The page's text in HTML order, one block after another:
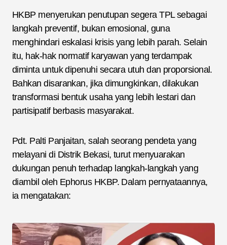
HKBP menyerukan penutupan segera TPL sebagai
langkah preventif, bukan emosional, guna
menghindari eskalasi krisis yang lebih parah. Selain
itu, hak-hak normatif karyawan yang terdampak
diminta untuk dipenuhi secara utuh dan proporsional.
Bahkan disarankan, jika dimungkinkan, dilakukan
transformasi bentuk usaha yang lebih lestari dan
partisipatif berbasis masyarakat.
Pdt. Palti Panjaitan, salah seorang pendeta yang
melayani di Distrik Bekasi, turut menyuarakan
dukungan penuh terhadap langkah-langkah yang
diambil oleh Ephorus HKBP. Dalam pernyataannya,
ia mengatakan: